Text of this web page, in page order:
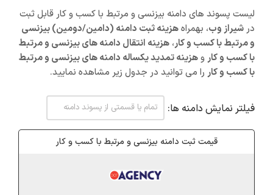
لیست پسوند های دامنه بیزنسی و مرتبط با کسب و کار قابل ثبت
درشیرازوب، بهمراههزینه ثبت دامنه (دامین/دومین) بیزنسی
و مرتبط با کسب و کار، هزینه انتقال دامنه های بیزنسی و مرتبط
با کسب و کاروهزینه تمدید یکساله دامنه های بیزنسی و مرتبط
با کسب و کار را می توانید در جدول زیر مشاهده نمایید.
فیلتر نمایش دامنه ها:
قیمت ثبت دامنه بیزنسی و مرتبط با کسب و کار